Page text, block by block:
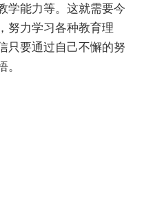
学能力等。这就需要今
努力学习各种教育理
只要通过自己不懈的努
。